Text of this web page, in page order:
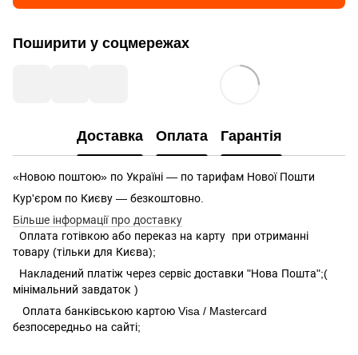
Поширити у соцмережах
Доставка Оплата Гарантія
«Новою поштою» по Україні — по тарифам Нової Пошти
Кур'єром по Києву — безкоштовно.
Більше інформації про доставку
Оплата готівкою або переказ на карту при отриманні
товару (тільки для Києва);
Накладений платіж через сервіс доставки "Нова Пошта";(
мінімальний завдаток )
Оплата банківською картою Visa / Mastercard
безпосередньо на сайті;